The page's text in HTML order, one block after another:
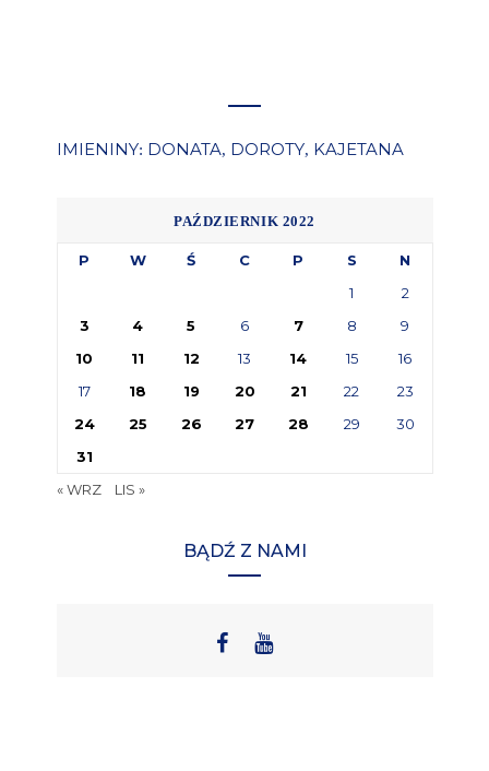
IMIENINY: DONATA, DOROTY, KAJETANA
PAŹDZIERNIK 2022
P W Ś C P S
N
1
2
3
4 5 6 7 8
9
10
11 12 13 14 15
16
17
18 19 20 21 22
23
24
25 26 27 28 29
30
31
« WRZ
LIS »
BĄDŹ Z NAMI